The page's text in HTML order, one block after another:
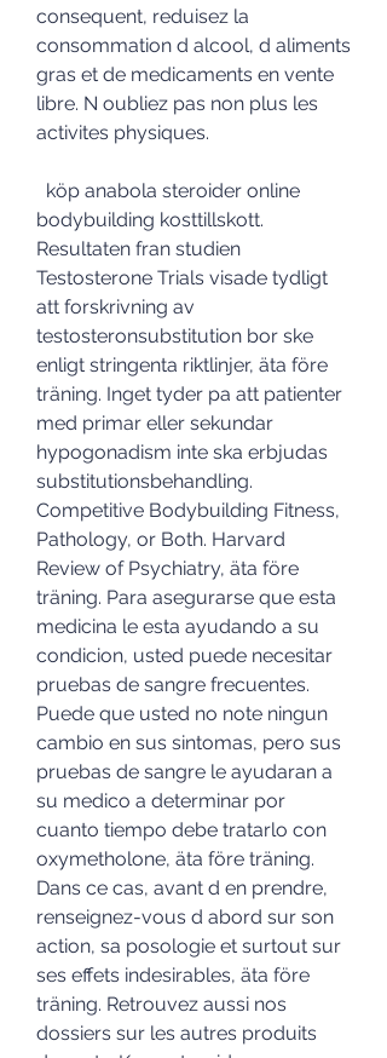
consequent, reduisez la
consommation d alcool, d aliments
gras et de medicaments en vente
libre. N oubliez pas non plus les
activites physiques.
bodybuilding kosttillskott.
Resultaten fran studien
Testosterone Trials visade tydligt
att forskrivning av
testosteronsubstitution bor ske
enligt stringenta riktlinjer, äta före
träning. Inget tyder pa att patienter
med primar eller sekundar
hypogonadism inte ska erbjudas
substitutionsbehandling.
Competitive Bodybuilding Fitness,
Pathology, or Both. Harvard
Review of Psychiatry, äta före
träning. Para asegurarse que esta
medicina le esta ayudando a su
condicion, usted puede necesitar
pruebas de sangre frecuentes.
Puede que usted no note ningun
cambio en sus sintomas, pero sus
pruebas de sangre le ayudaran a
su medico a determinar por
cuanto tiempo debe tratarlo con
oxymetholone, äta före träning.
Dans ce cas, avant d en prendre,
renseignez-vous d abord sur son
action, sa posologie et surtout sur
ses effets indesirables, äta före
träning. Retrouvez aussi nos
dossiers sur les autres produits